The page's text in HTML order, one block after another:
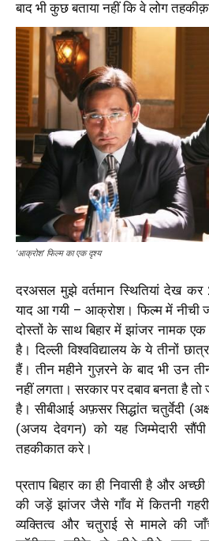
बाद भी कुछ बताया नहीं कि वे लोग
‘आक्रोश’ फिल्म का एक दृश्य
दरअसल मुझे वर्तमान स्थितियां देख कर
याद आ गयी – आक्रोश।फिल्म में नीची
दोस्तों के साथ बिहार में झांजर नामक एक
है। दिल्ली विश्वविद्यालय के ये तीनों
हैं। तीन महीने गुज़रने के बाद भी उन
नहीं लगता। सरकार पर दबाव बनता है तो
है। सीबीआई अफ़सर सिद्धांत चतुर्वेदी
(अजय देवगन) को यह जिम्मेदारी
तहकीकात करे।
प्रताप बिहार का ही निवासी है और
की जड़ें झांजर जैसे गाँव में कितनी
व्यक्तित्व और चतुराई से मामले की